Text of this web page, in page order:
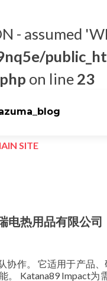
- assumed
on line 23
SITE
电热用品有限公司
作。 它适用于产品
Katana89 Impact